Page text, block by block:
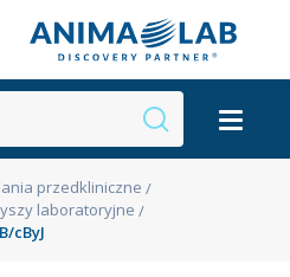
przedkliniczne
laboratoryjne
cByJ